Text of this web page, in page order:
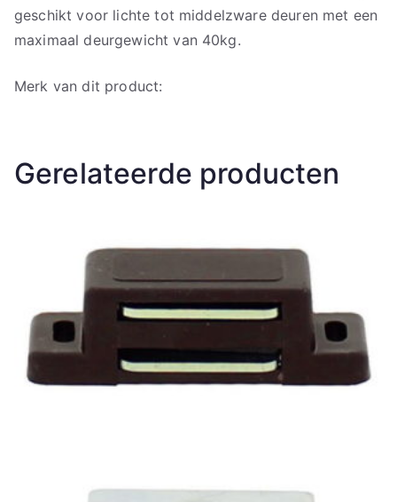
geschikt voor lichte tot middelzware deuren met een
maximaal deurgewicht van 40kg.
Merk van dit product:
Gerelateerde producten